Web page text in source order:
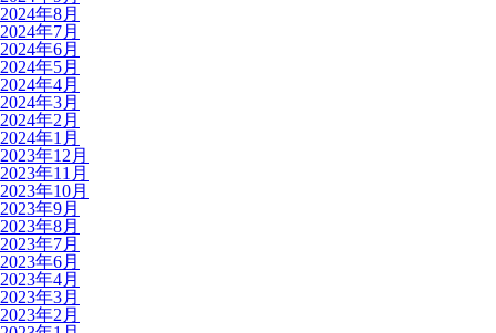
2024年8月
2024年7月
2024年6月
2024年5月
2024年4月
2024年3月
2024年2月
2024年1月
2023年12月
2023年11月
2023年10月
2023年9月
2023年8月
2023年7月
2023年6月
2023年4月
2023年3月
2023年2月